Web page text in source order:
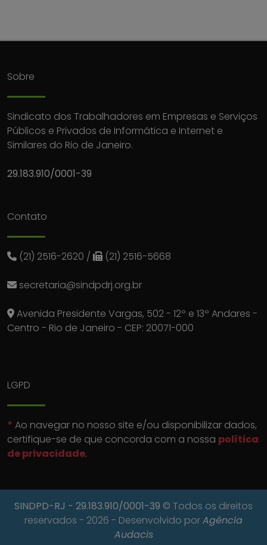
Sobre
Sindicato dos Trabalhadores em Empresas e Serviços
Públicos e Privados de Informática e Internet e
Similares do Rio de Janeiro.
29.183.910/0001-39
Contato
(21) 2516-2620 / (21) 2516-5668
secretaria@sindpdrj.org.br
Avenida Presidente Vargas, 502 - 12º e 13º Andares -
Centro - Rio de Janeiro - CEP: 20071-000
LGPD
* Ao navegar no nosso site e/ou disponibilizar dados,
certifique-se de que concorda com a nossa política
de privacidade.
SINDPD-RJ - 29.183.910/0001-39 © Todos os direitos
reservados - 2026 - Desenvolvido porAgência
Audacis